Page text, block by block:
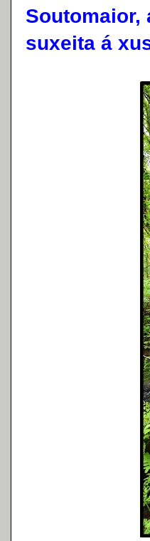
Soutomaior,
suxeita á